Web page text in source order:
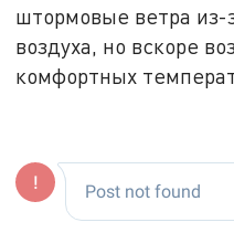
штормовые ветра из-
воздуха, но вскоре
комфортных